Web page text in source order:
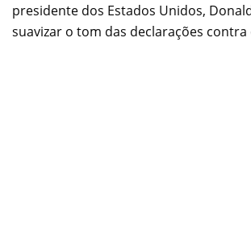
presidente dos Estados Unidos,
suavizar o tom das declarações contra